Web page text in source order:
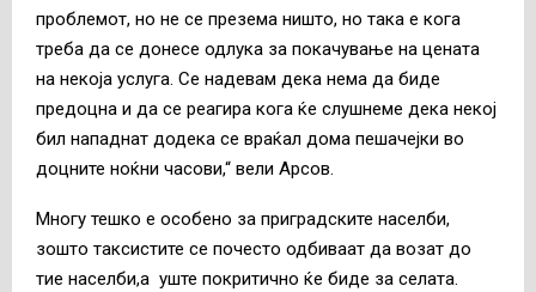
проблемот, но не се презема ништо, но така е кога
треба да се донесе одлука за покачување на цената
на некоја услуга. Се надевам дека нема да биде
предоцна и да се реагира кога ќе слушнеме дека некој
бил нападнат додека се враќал дома пешачејки во
доцните ноќни часови,“ вели Арсов.
Многу тешко е особено за приградските населби,
зошто таксистите се почесто одбиваат да возат до
тие населби,а уште покритично ќе биде за селата.